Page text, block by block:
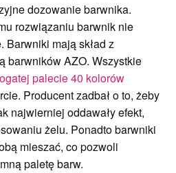
dozowanie barwnika.
rozwiązaniu barwnik nie
Barwniki mają skład z
barwników AZO. Wszystkie
palecie 40 kolorów
Producent zadbał o to, żeby
najwierniej oddawały efekt,
żelu. Ponadto barwniki
mieszać, co pozwoli
paletę barw.